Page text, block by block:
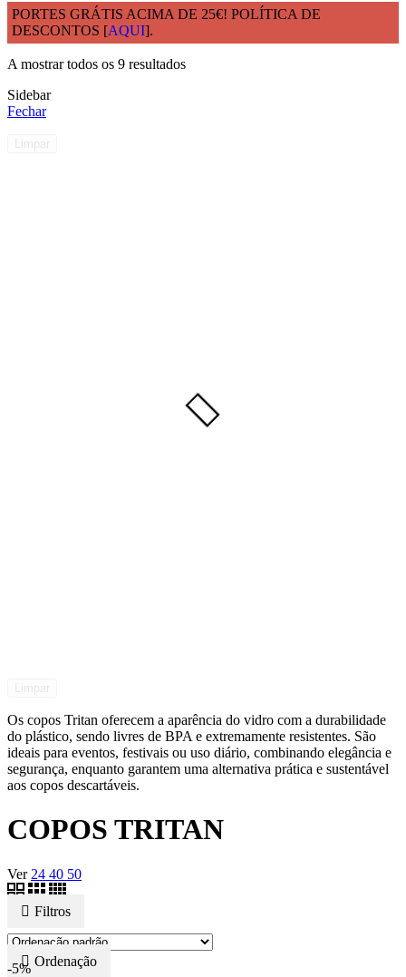
PORTES GRÁTIS ACIMA DE 25€! POLÍTICA DE
DESCONTOS [AQUI].
InícioCOPOS TRITAN
A mostrar todos os 9 resultados
Sidebar
Fechar
Os copos Tritan oferecem a aparência do vidro com a durabilidade
do plástico, sendo livres de BPA e extremamente resistentes. São
ideais para eventos, festivais ou uso diário, combinando elegância e
segurança, enquanto garantem uma alternativa prática e sustentável
aos copos descartáveis.
COPOS TRITAN
Ver 24 40 50
Filtros
Ordenação
-5%